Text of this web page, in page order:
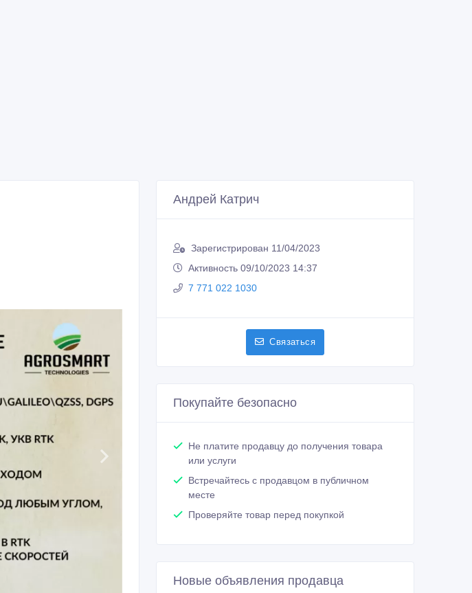
Андрей Катрич
Зарегистрирован 11/04/2023
Активность 09/10/2023 14:37
7 771 022 1030
Связаться
Покупайте безопасно
Не платите продавцу до получения товара
или услуги
Встречайтесь с продавцом в публичном
месте
Проверяйте товар перед покупкой
Новые объявления продавца